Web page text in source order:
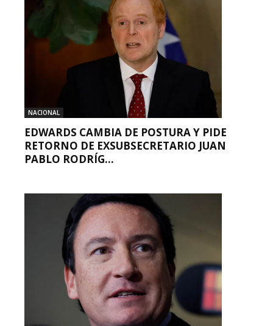
NACIONAL
EDWARDS CAMBIA DE POSTURA Y PIDE
RETORNO DE EXSUBSECRETARIO JUAN
PABLO RODRÍG...